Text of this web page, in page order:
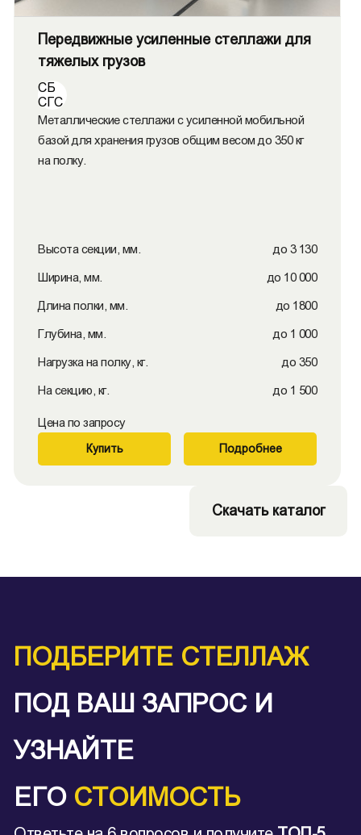
Передвижные усиленные стеллажи для
тяжелых грузов
СБ
СГС
Металлические стеллажи с усиленной мобильной
базой для хранения грузов общим весом до 350 кг
на полку.
Высота секции, мм. до 3 130
Ширина, мм. до 10 000
Длина полки, мм. до 1800
Глубина, мм. до 1 000
Нагрузка на полку, кг. до 350
На секцию, кг. до 1 500
Цена по запросу
Купить Подробнее
Скачать каталог
ПОДБЕРИТЕ СТЕЛЛАЖ
ПОД ВАШ ЗАПРОС И
УЗНАЙТЕ
ЕГО СТОИМОСТЬ